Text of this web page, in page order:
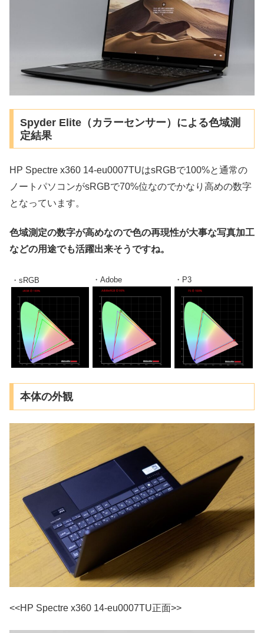
Spyder Elite（カラーセンサー）による色域測
定結果
HP Spectre x360 14-eu0007TUはsRGBで100%と通常の
ノートパソコンがsRGBで70%位なのでかなり高めの数字
となっています。
色域測定の数字が高めなので色の再現性が大事な写真加工
などの用途でも活躍出来そうですね。
・sRGB ・Adobe ・P3
本体の外観
<<HP Spectre x360 14-eu0007TU正面>>